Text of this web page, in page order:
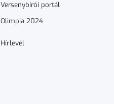
Versenybírói portál
Olimpia 2024
Hírlevél